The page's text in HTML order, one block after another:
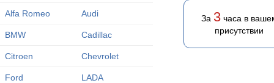
Alfa Romeo Audi
BMW Cadillac
Citroen Chevrolet
Ford LADA
За 3часа в
присутствии